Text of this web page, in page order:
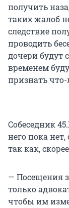
получить
таких жалоб
следствие
проводить
дочери будут
временем
признать что-
Собеседник
него пока
так как,
— Посещения
только
чтобы им